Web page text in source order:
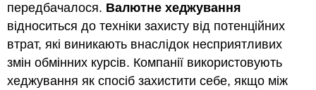
передбачалося. Валютне хеджування
відноситься до техніки захисту від потенційних
втрат, які виникають внаслідок несприятливих
змін обмінних курсів. Компанії використовують
хеджування як спосіб захистити себе, якщо між